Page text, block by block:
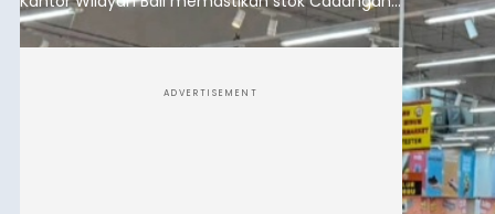
Beras Pemerintah (CBP) masih dalam kondisi
aman, bahkan diproyeksikan mampu memenuhi
ADVERTISEMENT